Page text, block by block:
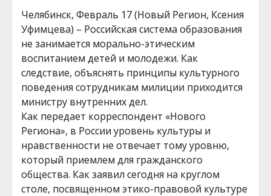
Челябинск, Февраль 17 (Новый Регион, Ксения
Уфимцева) – Российская система образования
не занимается морально-этическим
воспитанием детей и молодежи. Как
следствие, объяснять принципы культурного
поведения сотрудникам милиции приходится
министру внутренних дел.
Как передает корреспондент «Нового
Региона», в России уровень культуры и
нравственности не отвечает тому уровню,
который приемлем для гражданского
общества. Как заявил сегодня на круглом
столе, посвященном этико-правовой культуре